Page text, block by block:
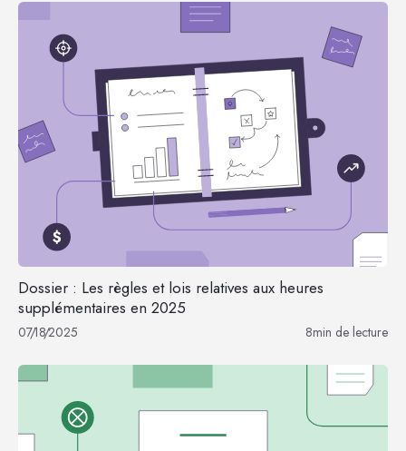
Dossier : Les règles et lois relatives aux heures
supplémentaires en 2025
07/18/2025 8min de lecture